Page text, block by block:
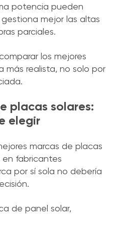
potencia pueden
mejor las altas
parciales.
los mejores
más realista, no solo por
placas solares:
elegir
marcas de placas
en fabricantes
por sí sola no debería
de panel solar,